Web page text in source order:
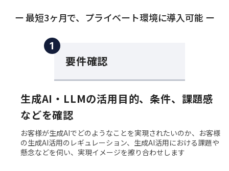
ー 最短3ヶ月で、プライベート環境に導入可能 ー
１
要件確認
生成AI・LLMの活用目的、条件、課題感
などを確認
お客様が生成AIでどのようなことを実現されたいのか、お客様
の生成AI活用のレギュレーション、生成AI活用における課題や
懸念などを伺い、実現イメージを擦り合わせします